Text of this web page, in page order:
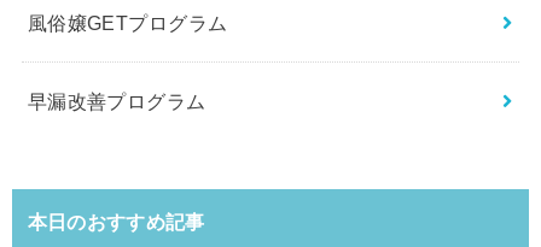
風俗嬢GETプログラム
早漏改善プログラム
本日のおすすめ記事